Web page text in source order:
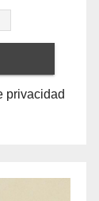
privacidad